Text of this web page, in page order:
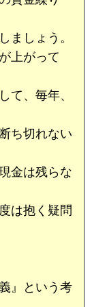
ましょう。
上がって
て、毎年、
ち切れない
は残らな
は抱く疑問
』という考